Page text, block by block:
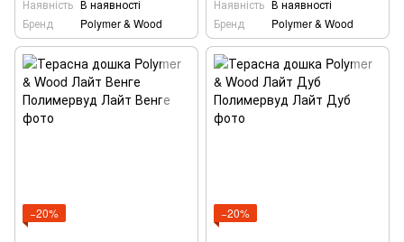
Наявність В наявності
Бренд
Polymer & Wood
Наявність В наявності
Бренд
Polymer & Wood
−20% −20%